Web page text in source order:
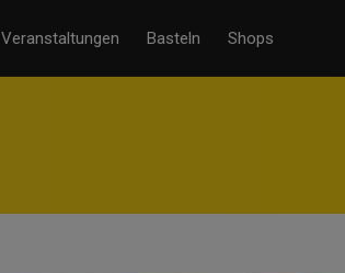
Veranstaltungen Basteln Shops